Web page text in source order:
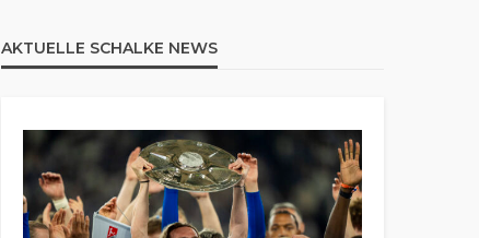
AKTUELLE SCHALKE NEWS